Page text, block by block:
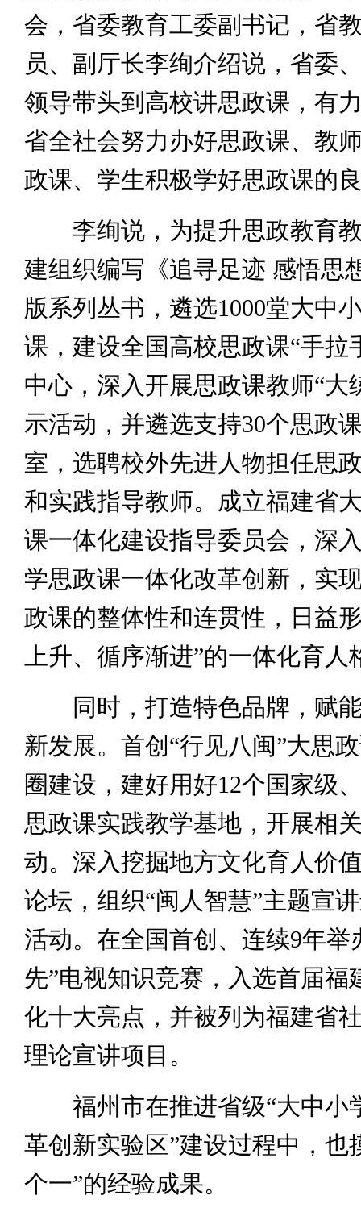
会，省委教育工委副书记，省
员、副厅长李绚介绍说，省委
领导带头到高校讲思政课，有
省全社会努力办好思政课、教
政课、学生积极学好思政课的
李绚说，为提升思政教育教
建组织编写《追寻足迹 感悟思
版系列丛书，遴选1000堂大中
课，建设全国高校思政课“手拉
中心，深入开展思政课教师“大
示活动，并遴选支持30个思政
室，选聘校外先进人物担任思
和实践指导教师。成立福建省
课一体化建设指导委员会，深
学思政课一体化改革创新，实
政课的整体性和连贯性，日益
上升、循序渐进”的一体化育人
同时，打造特色品牌，赋能
新发展。首创“行见八闽”大思
圈建设，建好用好12个国家级
思政课实践教学基地，开展相
动。深入挖掘地方文化育人价
论坛，组织“闽人智慧”主题宣
活动。在全国首创、连续9年举
先”电视知识竞赛，入选首届福
化十大亮点，并被列为福建省
理论宣讲项目。
福州市在推进省级“大中小
革创新实验区”建设过程中，也
个一”的经验成果。